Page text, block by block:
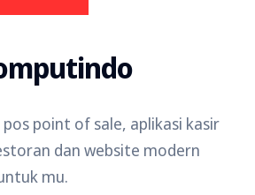
pos point of sale, aplikasi kasir
dan website modern
mu.